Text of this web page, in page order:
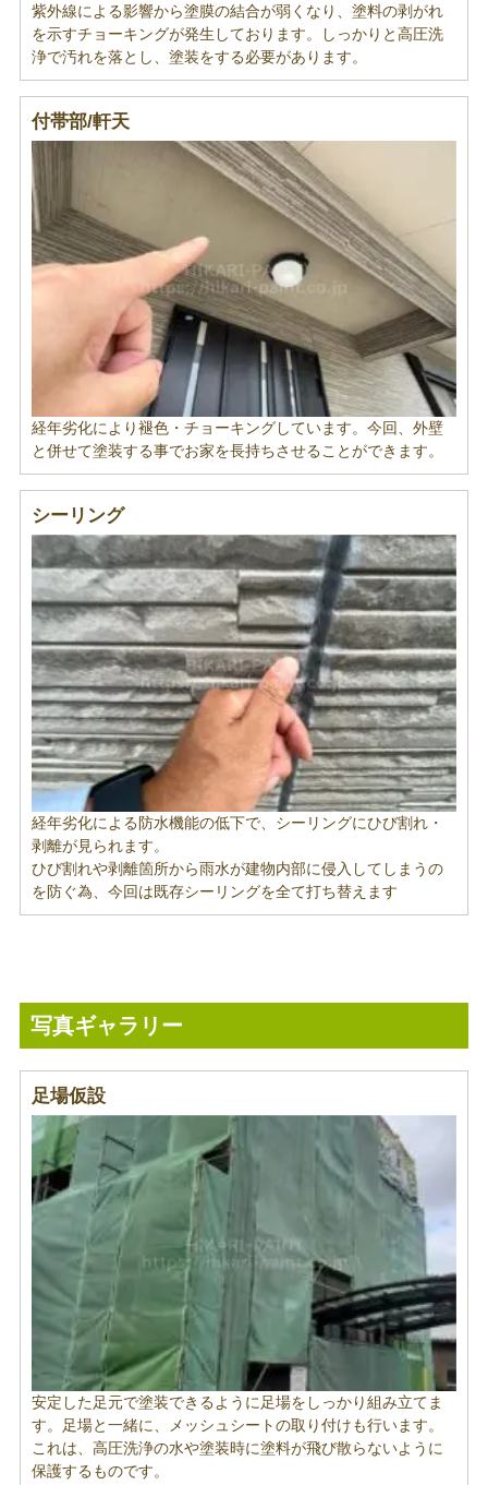
紫外線による影響から塗膜の結合が弱くなり、塗料の剥がれ
を示すチョーキングが発生しております。しっかりと高圧洗
浄で汚れを落とし、塗装をする必要があります。
付帯部/軒天
経年劣化により褪色・チョーキングしています。今回、外壁
と併せて塗装する事でお家を長持ちさせることができます。
シーリング
経年劣化による防水機能の低下で、シーリングにひび割れ・
剥離が見られます。
ひび割れや剥離箇所から雨水が建物内部に侵入してしまうの
を防ぐ為、今回は既存シーリングを全て打ち替えます
写真ギャラリー
足場仮設
安定した足元で塗装できるように足場をしっかり組み立てま
す。足場と一緒に、メッシュシートの取り付けも行います。
これは、高圧洗浄の水や塗装時に塗料が飛び散らないように
保護するものです。